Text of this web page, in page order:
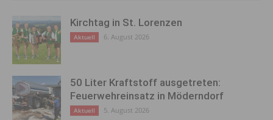
Kirchtag in St. Lorenzen
Aktuell 6. August 2026
50 Liter Kraftstoff ausgetreten:
Feuerwehreinsatz in Möderndorf
Aktuell 5. August 2026